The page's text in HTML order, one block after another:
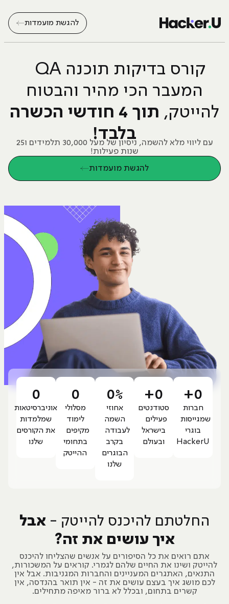
להגשת מועמדות
המעבר הכי מהיר והבטוח
להייטק,
תוך 4 חודשי הכשרה
בלבד!
עם ליווי מלא להשמה, ניסיון של מעל 30,000 תלמידים ו25
שנות פעילות!
להגשת מועמדות
חברות
שמגייסות
בוגרי
HackerU
0
+
סטודנטים
פעילים
בישראל
ובעולם
0
+
אחוזי
השמה
לעבודה
בקרב
הבוגרים
שלנו
%
0
מסלולי
לימוד
מקיפים
בתחומי
ההייטק
0
אוניברסיטאות
שמלמדות
את הקורסים
שלנו
0
החלטתם להיכנס להייטק - אבל
איך עושים את זה?
אתם רואים את כל הסיפורים על אנשים שהצליחו להיכנס
להייטק ושינו את החיים שלהם לגמרי. קוראים על המשכורות,
התנאים, האתגרים המעניינים והחברות המגניבות. אבל אין
לכם מושג איך בעצם עושים את זה - אין תואר בהנדסה, אין
קשרים בתחום, ובכלל לא ברור מאיפה מתחילים.